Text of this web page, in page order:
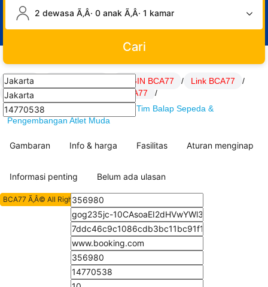
2 dewasa Ã‚Â· 0 anak Ã‚Â· 1 kamar
Cari
BCA77 LOGIN BCA77 / Link BCA77
/
SITUS BCA77
artikel Hoki BCA77
/
BCA77 : MBH Bank Cycling Team Tim Balap Sepeda &
Pengembangan Atlet Muda
Gambaran Info & harga Fasilitas Aturan menginap
Informasi penting Belum ada ulasan
BCA77 Ã‚Â© All Rights Reserved